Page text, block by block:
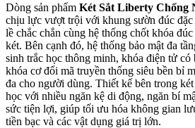
Dòng sản phẩm Két Sắt Liberty Chống
chịu lực vượt trội với khung sườn đúc đặc
lề chắc chắn cùng hệ thống chốt khóa
két. Bên cạnh đó, hệ thống bảo mật đa
sinh trắc học thông minh, khóa điện tử có
khóa cơ đổi mã truyền thống siêu bền bỉ
đa cho người dùng. Thiết kế bên trong
học với nhiều ngăn kệ di động, ngăn bí
sức tiện lợi, giúp tối ưu hóa không gian
tiền bạc và các vật dụng giá trị lớn.